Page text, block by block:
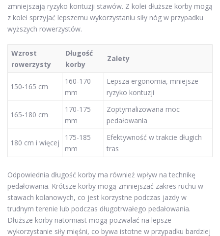
zmniejszają ryzyko kontuzji stawów. Z kolei dłuższe korby mogą
z kolei sprzyjać lepszemu wykorzystaniu siły nóg w przypadku
wyższych rowerzystów.
Wzrost
rowerzysty
Długość
korby
Zalety
150-165 cm
160-170
mm
Lepsza ergonomia, mniejsze
ryzyko kontuzji
165-180 cm
170-175
mm
Zoptymalizowana moc
pedałowania
180 cm i więcej
175-185
mm
Efektywność w trakcie długich
tras
Odpowiednia długość korby ma również wpływ na technikę
pedałowania. Krótsze korby mogą zmniejszać zakres ruchu w
stawach kolanowych, co jest korzystne podczas jazdy w
trudnym terenie lub podczas długotrwałego pedałowania.
Dłuższe korby natomiast mogą pozwalać na lepsze
wykorzystanie siły mięśni, co bywa istotne w przypadku bardziej